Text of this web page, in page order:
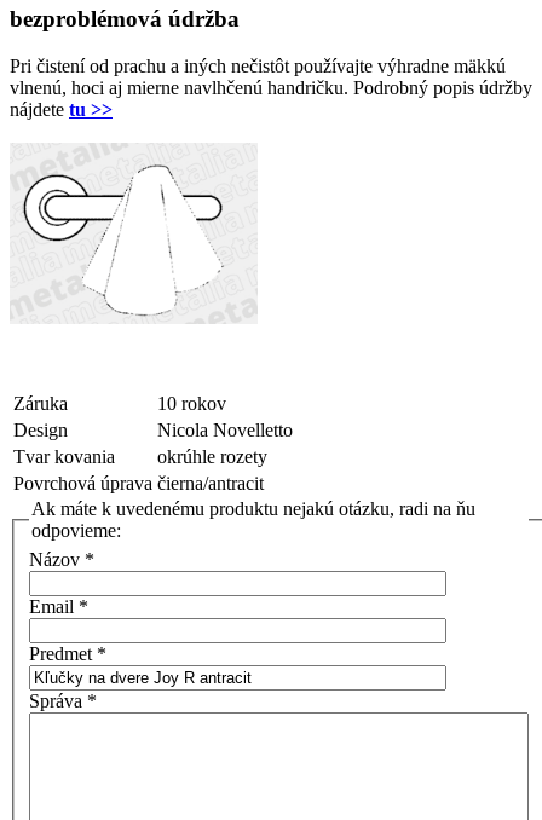
bezproblémová údržba
Pri čistení od prachu a iných nečistôt používajte výhradne mäkkú
vlnenú, hoci aj mierne navlhčenú handričku. Podrobný popis údržby
nájdete tu >>
Záruka
10 rokov
Design
Nicola Novelletto
Tvar kovania
okrúhle rozety
Povrchová úprava čierna/antracit
Ak máte k uvedenému produktu nejakú otázku, radi na ňu
odpovieme:
Názov *
Email *
Predmet *
Správa *